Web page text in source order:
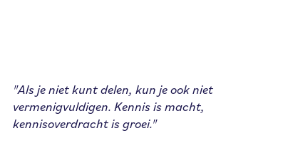
"Als je niet kunt delen, kun je ook niet
vermenigvuldigen. Kennis is macht,
kennisoverdracht is groei."